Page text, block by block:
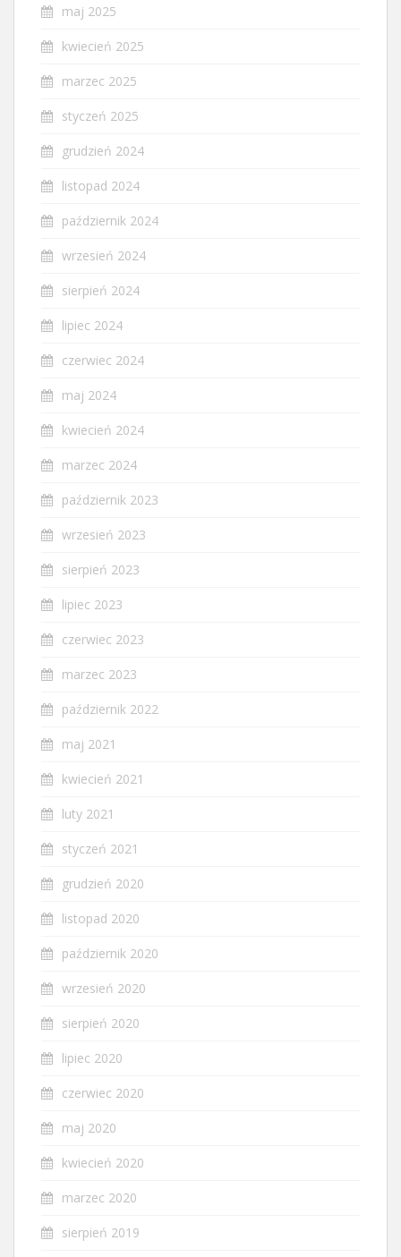
maj 2025
kwiecień 2025
marzec 2025
styczeń 2025
grudzień 2024
listopad 2024
październik 2024
wrzesień 2024
sierpień 2024
lipiec 2024
czerwiec 2024
maj 2024
kwiecień 2024
marzec 2024
październik 2023
wrzesień 2023
sierpień 2023
lipiec 2023
czerwiec 2023
marzec 2023
październik 2022
maj 2021
kwiecień 2021
luty 2021
styczeń 2021
grudzień 2020
listopad 2020
październik 2020
wrzesień 2020
sierpień 2020
lipiec 2020
czerwiec 2020
maj 2020
kwiecień 2020
marzec 2020
sierpień 2019